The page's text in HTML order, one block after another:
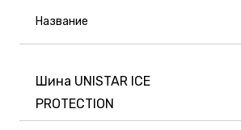
Название
Шина UNISTAR ICE
PROTECTION